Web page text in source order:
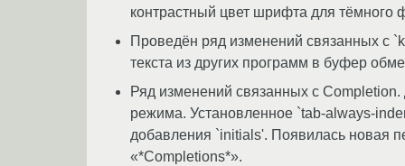
контрастный цвет шрифта для тёмного
Проведён ряд изменений связанных с
текста из других программ в буфер
Ряд изменений связанных с
режима. Установленное `tab-always-
добавления `initials'. Появилась новая
«*Completions*».